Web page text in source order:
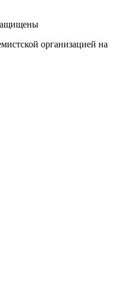
организацией на